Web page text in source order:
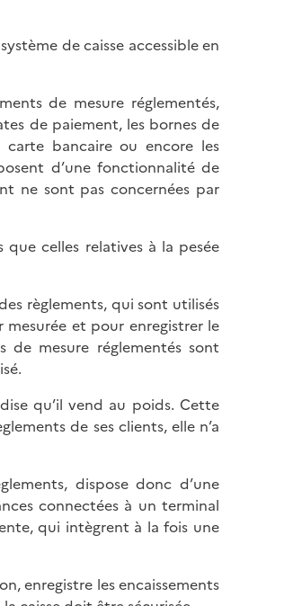
de caisse accessible en
de mesure réglementés,
de paiement, les bornes de
bancaire ou encore les
d’une fonctionnalité de
ne sont pas concernées par
celles relatives à la pesée
règlements, qui sont utilisés
et pour enregistrer le
de mesure réglementés sont
qu’il vend au poids. Cette
de ses clients, elle n’a
dispose donc d’une
connectées à un terminal
qui intègrent à la fois une
enregistre les encaissements